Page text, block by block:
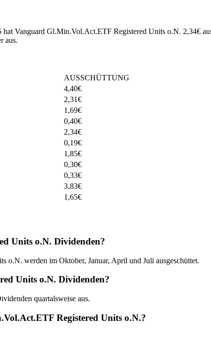
Vanguard Gl.Min.Vol.Act.ETF Registered Units o.N. 2,34€
aus.
AUSSCHÜTTUNG
4,40€
2,31€
1,69€
0,40€
2,34€
0,19€
1,85€
0,30€
0,33€
3,83€
1,65€
Units o.N. Dividenden?
werden im Oktober, Januar, April und Juli ausgeschüttet.
Units o.N. Dividenden?
quartalsweise aus.
Registered Units o.N.?